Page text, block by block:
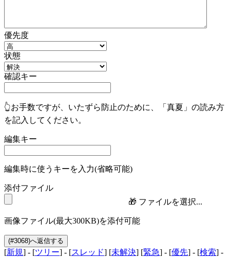
優先度
状態
確認キー
👆お手数ですが、いたずら防止のために、「真夏」の読み方
を記入してください。
編集キー
編集時に使うキーを入力(省略可能)
添付ファイル
🎁 ファイルを選択...
画像ファイル(最大300KB)を添付可能
[新規] - [ツリー] - [スレッド] [未解決] [緊急] - [優先] - [検索] -